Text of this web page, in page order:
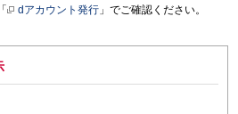
dアカウント発行 」でご確認ください。